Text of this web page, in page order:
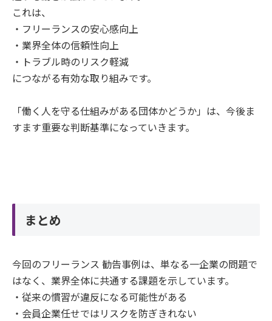
これは、
・フリーランスの安心感向上
・業界全体の信頼性向上
・トラブル時のリスク軽減
につながる有効な取り組みです。
「働く人を守る仕組みがある団体かどうか」は、今後ま
すます重要な判断基準になっていきます。
まとめ
今回のフリーランス 勧告事例は、単なる一企業の問題で
はなく、業界全体に共通する課題を示しています。
・従来の慣習が違反になる可能性がある
・会員企業任せではリスクを防ぎきれない